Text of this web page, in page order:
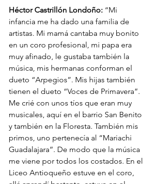
Héctor Castrillón Londoño: “Mi
infancia me ha dado una familia de
artistas. Mi mamá cantaba muy bonito
en un coro profesional, mi papa era
muy afinado, le gustaba también la
música, mis hermanas conforman el
dueto “Arpegios”. Mis hijas también
tienen el dueto “Voces de Primavera”.
Me crié con unos tíos que eran muy
musicales, aquí en el barrio San Benito
y también en la Floresta. También mis
primos, uno pertenecía al “Mariachi
Guadalajara”. De modo que la música
me viene por todos los costados. En el
Liceo Antioqueño estuve en el coro,